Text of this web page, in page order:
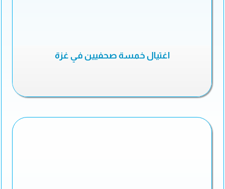
اغتيال خمسة صحفيين في غزة